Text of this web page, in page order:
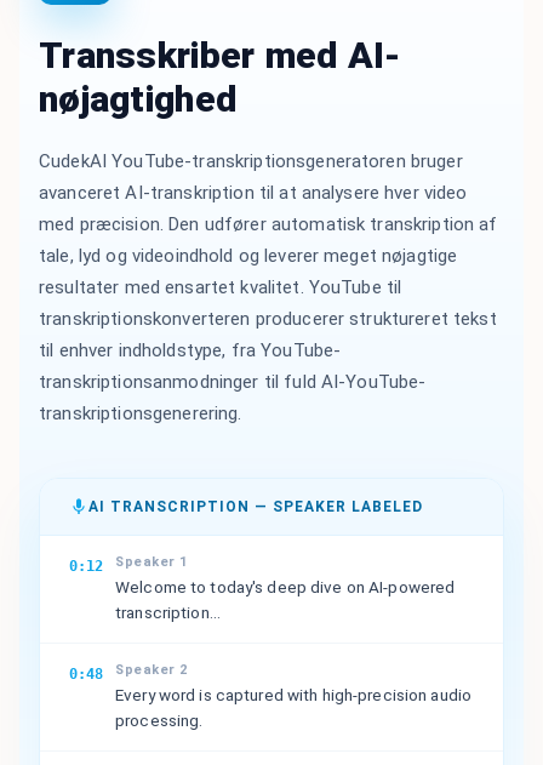
AI TRANSCRIPTION — SPEAKER LABELED
0:12 Speaker 1
Welcome to today's deep dive on AI-powered
transcription...
0:48 Speaker 2
Every word is captured with high-precision audio
processing.
Transskriber med AI-
nøjagtighed
CudekAI YouTube-transkriptionsgeneratoren bruger
avanceret AI-transkription til at analysere hver video
med præcision. Den udfører automatisk transkription af
tale, lyd og videoindhold og leverer meget nøjagtige
resultater med ensartet kvalitet. YouTube til
transkriptionskonverteren producerer struktureret tekst
til enhver indholdstype, fra YouTube-
transkriptionsanmodninger til fuld AI-YouTube-
transkriptionsgenerering.